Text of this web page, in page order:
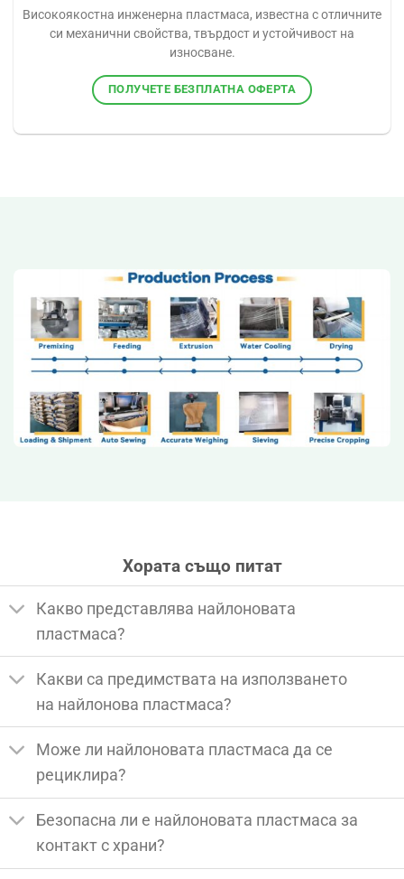
Високоякостна инженерна пластмаса, известна с отличните
си механични свойства, твърдост и устойчивост на
износване.
ПОЛУЧЕТЕ БЕЗПЛАТНА ОФЕРТА
Хората също питат
Какво представлява найлоновата
пластмаса?
Какви са предимствата на използването
на найлонова пластмаса?
Може ли найлоновата пластмаса да се
рециклира?
Безопасна ли е найлоновата пластмаса за
контакт с храни?